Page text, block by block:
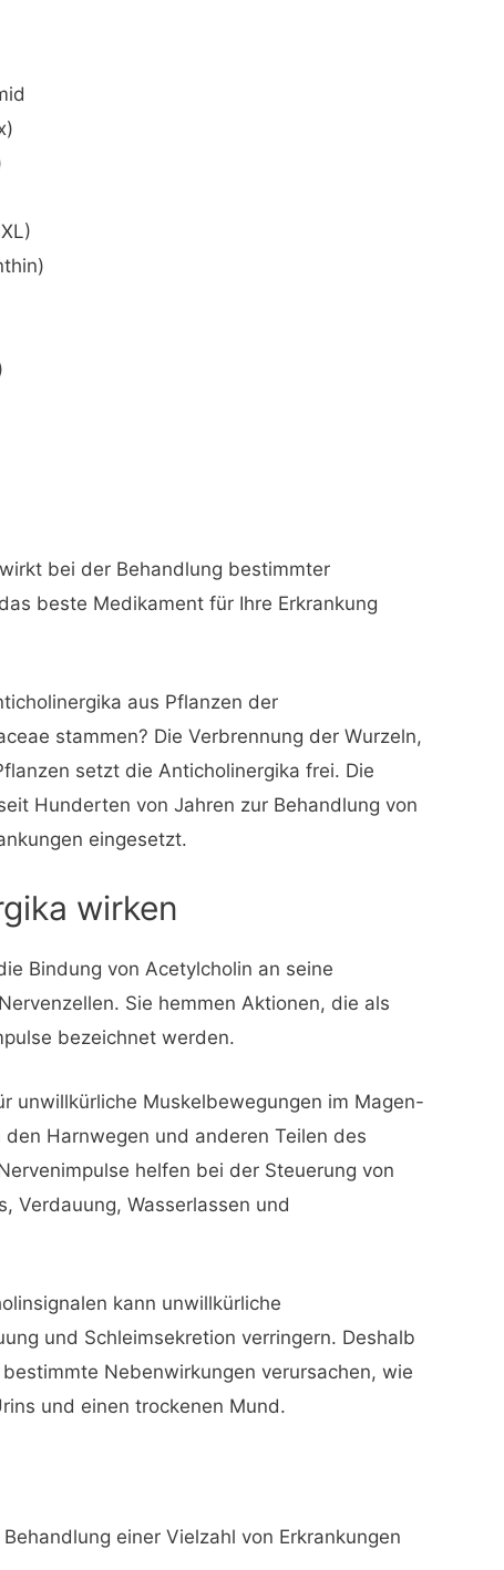
bei der Behandlung bestimmter
beste Medikament für Ihre Erkrankung
aus Pflanzen der
stammen? Die Verbrennung der Wurzeln,
setzt die Anticholinergika frei. Die
Hunderten von Jahren zur Behandlung von
eingesetzt.
wirken
Bindung von Acetylcholin an seine
Sie hemmen Aktionen, die als
bezeichnet werden.
unwillkürliche Muskelbewegungen im Magen-
Harnwegen und anderen Teilen des
helfen bei der Steuerung von
Verdauung, Wasserlassen und
kann unwillkürliche
und Schleimsekretion verringern. Deshalb
Nebenwirkungen verursachen, wie
und einen trockenen Mund.
einer Vielzahl von Erkrankungen